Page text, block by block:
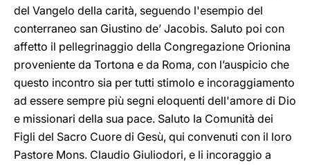
del Vangelo della carità, seguendo l'esempio del
conterraneo san Giustino de’ Jacobis. Saluto poi con
affetto il pellegrinaggio della Congregazione Orionina
proveniente da Tortona e da Roma, con l’auspicio che
questo incontro sia per tutti stimolo e incoraggiamento
ad essere sempre più segni eloquenti dell'amore di Dio
e missionari della sua pace. Saluto la Comunità dei
Figli del Sacro Cuore di Gesù, qui convenuti con il loro
Pastore Mons. Claudio Giuliodori, e li incoraggio a